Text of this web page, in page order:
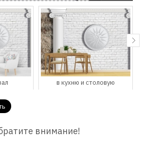
в кухню и столовую
внимание!